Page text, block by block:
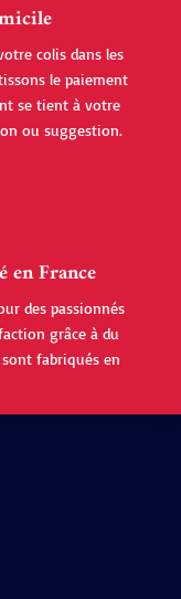
colis dans les
le paiement
se tient à votre
ou suggestion.
en France
des passionnés
grâce à du
fabriqués en